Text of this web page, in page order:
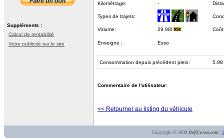
Suppléments :
Calcul de rentabilité
Votre publicité sur le site
Kilométrage: -
Types de trajets:
Volume: 29.98l
Enseigne : Esso
Consommation depuis précédent plein: 5.98
Commentaire de l'utilisateur:
<< Retourner au listing du véhicule
Copyright © 2009 DefiConso.com|